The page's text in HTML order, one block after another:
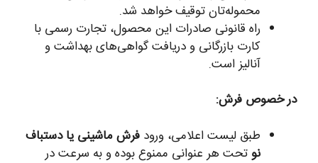
محموله‌تان توقیف خواهد شد.
راه قانونی صادرات این محصول، تجارت رسمی با
کارت بازرگانی و دریافت گواهی‌های بهداشت و
آنالیز است.
در خصوص فرش:
طبق لیست اعلامی، ورود فرش ماشینی یا دستباف
نوتحت هر عنوانی ممنوع بوده و به سرعت در